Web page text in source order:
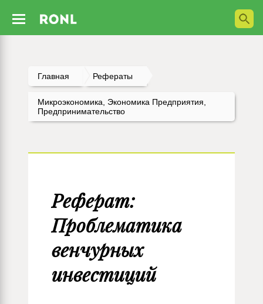
Главная Рефераты
Микроэкономика, Экономика Предприятия,
Предпринимательство
Реферат:
Проблематика
венчурных
инвестиций